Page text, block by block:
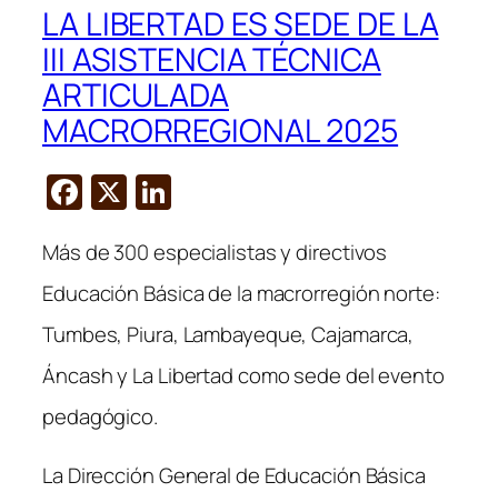
LA LIBERTAD ES SEDE DE LA
III ASISTENCIA TÉCNICA
ARTICULADA
MACRORREGIONAL 2025
F
c
e
b
o
o
k
X
k
e
dI
n
Más de 300 especialistas y directivos
Educación Básica de la macrorregión norte:
Tumbes, Piura, Lambayeque, Cajamarca,
Áncash y La Libertad como sede del evento
pedagógico.
La Dirección General de Educación Básica